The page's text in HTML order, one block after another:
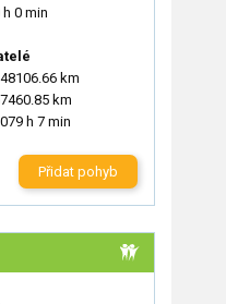
h 0 min
km
km
h 7 min
Přidat pohyb